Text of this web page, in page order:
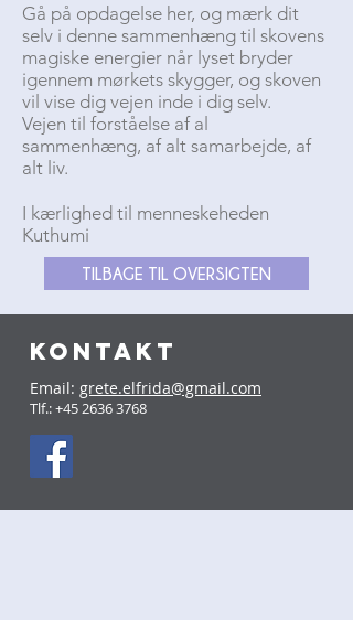
Gå på opdagelse her, og mærk dit
selv i denne sammenhæng til skovens
magiske energier når lyset bryder
igennem mørkets skygger, og skoven
vil vise dig vejen inde i dig selv.
Vejen til forståelse af al
sammenhæng, af alt samarbejde, af
alt liv.
I kærlighed til menneskeheden
Kuthumi
TILBAGE TIL OVERSIGTEN
KONTAKT
Email: grete.elfrida@gmail.com
Tlf.:+45 2636 3768